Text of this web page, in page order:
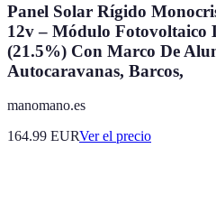
Panel Solar Rígido
12v – Módulo Fotovoltaico
(21.5%) Con Marco De
Autocaravanas, Barcos,
manomano.es
164.99 EURVer el precio